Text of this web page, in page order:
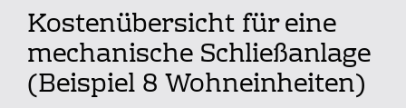
Kostenübersicht für eine
mechanische Schließanlage
(Beispiel 8 Wohneinheiten)